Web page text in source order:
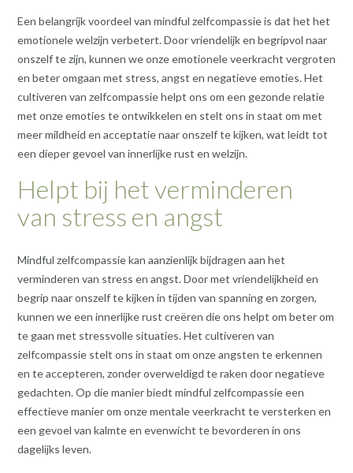
Een belangrijk voordeel van mindful zelfcompassie is dat het het
emotionele welzijn verbetert. Door vriendelijk en begripvol naar
onszelf te zijn, kunnen we onze emotionele veerkracht vergroten
en beter omgaan met stress, angst en negatieve emoties. Het
cultiveren van zelfcompassie helpt ons om een gezonde relatie
met onze emoties te ontwikkelen en stelt ons in staat om met
meer mildheid en acceptatie naar onszelf te kijken, wat leidt tot
een dieper gevoel van innerlijke rust en welzijn.
Helpt bij het verminderen
van stress en angst
Mindful zelfcompassie kan aanzienlijk bijdragen aan het
verminderen van stress en angst. Door met vriendelijkheid en
begrip naar onszelf te kijken in tijden van spanning en zorgen,
kunnen we een innerlijke rust creëren die ons helpt om beter om
te gaan met stressvolle situaties. Het cultiveren van
zelfcompassie stelt ons in staat om onze angsten te erkennen
en te accepteren, zonder overweldigd te raken door negatieve
gedachten. Op die manier biedt mindful zelfcompassie een
effectieve manier om onze mentale veerkracht te versterken en
een gevoel van kalmte en evenwicht te bevorderen in ons
dagelijks leven.